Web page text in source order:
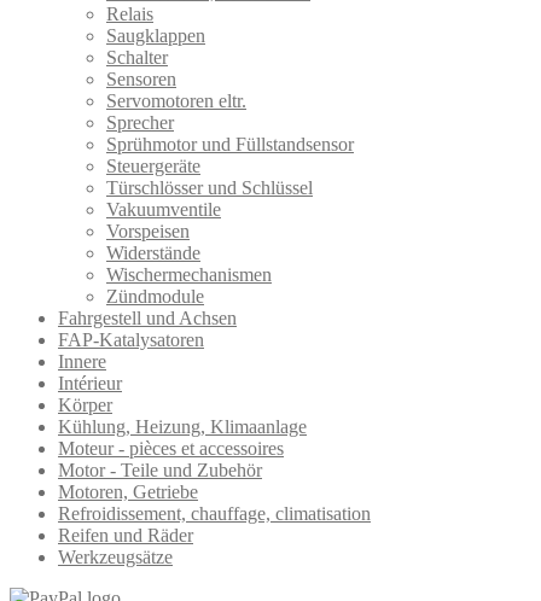
Relais
Saugklappen
Schalter
Sensoren
Servomotoren eltr.
Sprecher
Sprühmotor und Füllstandsensor
Steuergeräte
Türschlösser und Schlüssel
Vakuumventile
Vorspeisen
Widerstände
Wischermechanismen
Zündmodule
Fahrgestell und Achsen
FAP-Katalysatoren
Innere
Intérieur
Körper
Kühlung, Heizung, Klimaanlage
Moteur - pièces et accessoires
Motor - Teile und Zubehör
Motoren, Getriebe
Refroidissement, chauffage, climatisation
Reifen und Räder
Werkzeugsätze